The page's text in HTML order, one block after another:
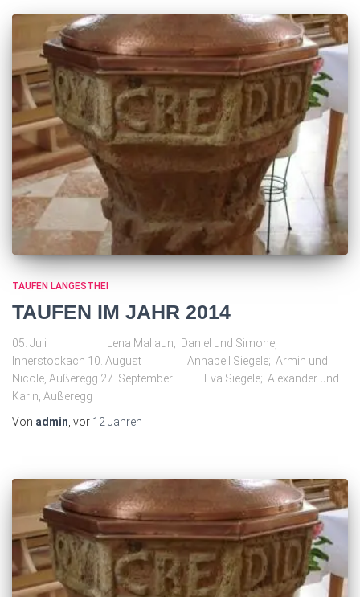
TAUFEN LANGESTHEI
TAUFEN IM JAHR 2014
05. Juli Lena Mallaun; Daniel und Simone,
Innerstockach 10. August Annabell Siegele; Armin und
Nicole, Außeregg 27. September Eva Siegele; Alexander und
Karin, Außeregg
Von admin , vor 12 Jahren